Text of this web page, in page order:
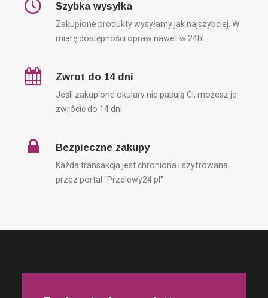
Szybka wysyłka
Zakupione produkty wysyłamy jak najszybciej. W
miarę dostępności opraw nawet w 24h!
Zwrot do 14 dni
Jeśli zakupione okulary nie pasują Ci, możesz je
zwrócić do 14 dni.
Bezpieczne zakupy
Każda transakcja jest chroniona i szyfrowana
przez portal "Przelewy24.pl"